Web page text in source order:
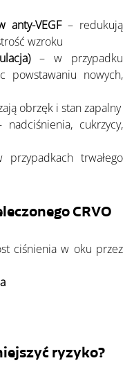
anty-VEGF – redukują
wzroku
– w przypadku
powstawaniu nowych,
obrzęk i stan zapalny
cukrzycy,
trwałego
CRVO
ciśnienia w oku przez
ryzyko?